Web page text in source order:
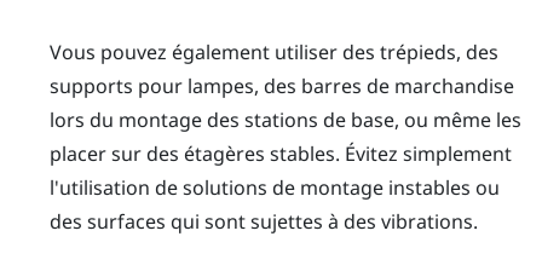
Vous pouvez également utiliser des trépieds, des
supports pour lampes, des barres de marchandise
lors du montage des stations de base, ou même les
placer sur des étagères stables. Évitez simplement
l'utilisation de solutions de montage instables ou
des surfaces qui sont sujettes à des vibrations.